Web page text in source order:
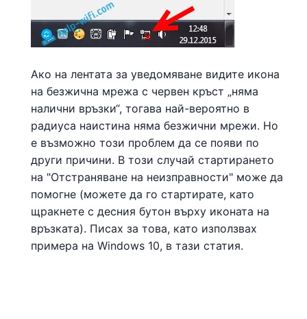
Ако на лентата за уведомяване видите икона
на безжична мрежа с червен кръст „няма
налични връзки“, тогава най-вероятно в
радиуса наистина няма безжични мрежи. Но
е възможно този проблем да се появи по
други причини. В този случай стартирането
на "Отстраняване на неизправности" може да
помогне (можете да го стартирате, като
щракнете с десния бутон върху иконата на
връзката). Писах за това, като използвах
примера на Windows 10, в тази статия.